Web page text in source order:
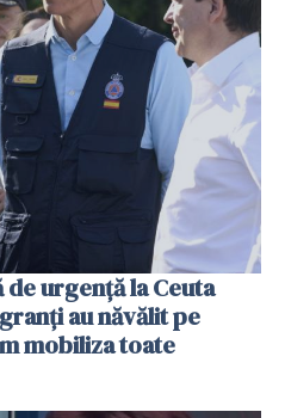
urgență la Ceuta
au năvălit pe
mobiliza toate